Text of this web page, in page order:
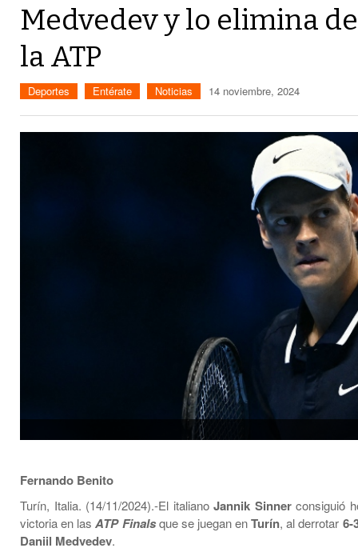
Medvedev y lo elimina
la ATP
Deportes Entérate Noticias 14 noviembre, 2024
Fernando Benito
Turín, Italia. (14/11/2024).-El italianoJannik Sinnerconsiguió
victoria en lasATP Finalsque se juegan enTurín, al derrotar 6-
Daniil Medvedev.